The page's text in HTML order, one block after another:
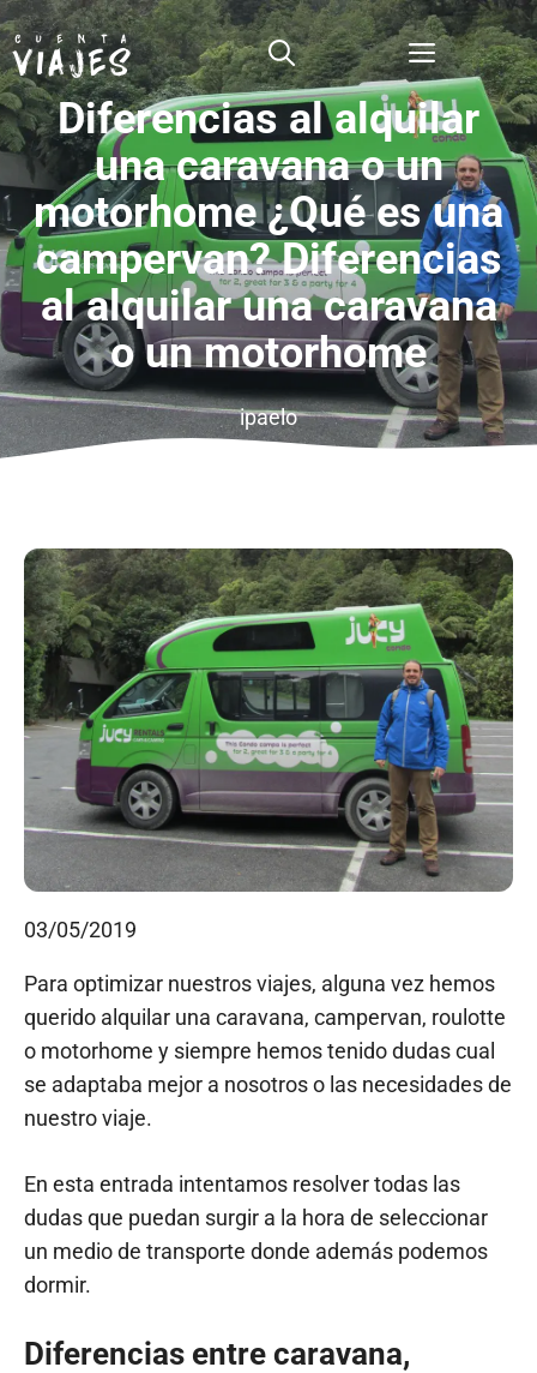
Saltar
al
contenido
Menú
Diferencias al alquilar
una caravana o un
motorhome ¿Qué es una
campervan? Diferencias
al alquilar una caravana
o un motorhome
ipaelo
03/05/2019
Para optimizar nuestros viajes, alguna vez hemos
querido alquilar una caravana, campervan, roulotte
o motorhome y siempre hemos tenido dudas cual
se adaptaba mejor a nosotros o las necesidades de
nuestro viaje.
En esta entrada intentamos resolver todas las
dudas que puedan surgir a la hora de seleccionar
un medio de transporte donde además podemos
dormir.
Diferencias entre caravana,